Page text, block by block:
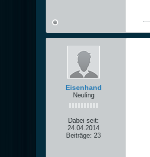
Eisenhand
Neuling
Dabei seit:
24.04.2014
Beiträge: 23